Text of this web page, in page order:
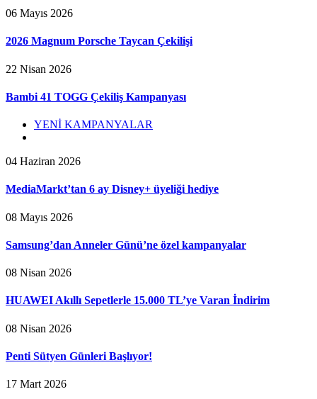
06 Mayıs 2026
2026 Magnum Porsche Taycan Çekilişi
22 Nisan 2026
Bambi 41 TOGG Çekiliş Kampanyası
YENİ KAMPANYALAR
04 Haziran 2026
MediaMarkt’tan 6 ay Disney+ üyeliği hediye
08 Mayıs 2026
Samsung’dan Anneler Günü’ne özel kampanyalar
08 Nisan 2026
HUAWEI Akıllı Sepetlerle 15.000 TL’ye Varan İndirim
08 Nisan 2026
Penti Sütyen Günleri Başlıyor!
17 Mart 2026